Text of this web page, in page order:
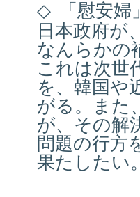
◇
「慰安
日本政府が
なんらかの
これは次世
を、韓国や
がる。また
が、その解
問題の行方
果たしたい